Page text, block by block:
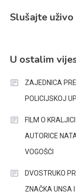
Slušajte
U ostalim
ZAJEDNICA
POLICIJSKOJ
FILM O
AUTORICE
VOGOŠĆI
DVOSTRUKO
ZNAČKA UNSA